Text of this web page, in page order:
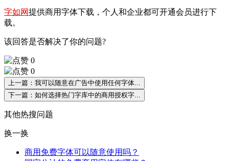
字如网提供商用字体下载，个人和企业都可开通会员进行下
载。
该回答是否解决了你的问题?
0
0
上一篇：我可以随意在广告中使用任何字体...
下一篇：如何选择热门字库中的商用授权字...
其他热搜问题
换一换
商用免费字体可以随意使用吗？